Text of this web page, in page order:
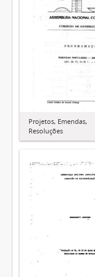
Projetos, Emendas,
Resoluções